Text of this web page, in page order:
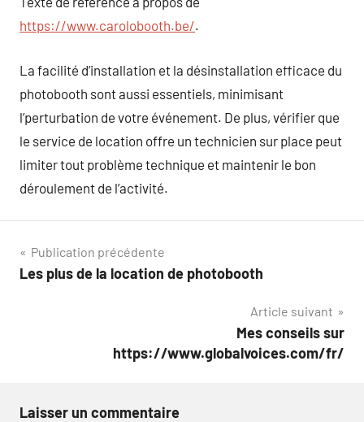
https://www.carolobooth.be/.
La facilité d’installation et la désinstallation efficace du
photobooth sont aussi essentiels, minimisant
l’perturbation de votre événement. De plus, vérifier que
le service de location offre un technicien sur place peut
limiter tout problème technique et maintenir le bon
déroulement de l’activité.
Navigation
de
Publication précédente
Les plus de la location de photobooth
Article suivant
Mes conseils sur
https://www.globalvoices.com/fr/
Laisser un commentaire